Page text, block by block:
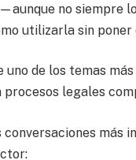
no siempre
utilizarla sin
uno de los temas
legales
conversaciones más